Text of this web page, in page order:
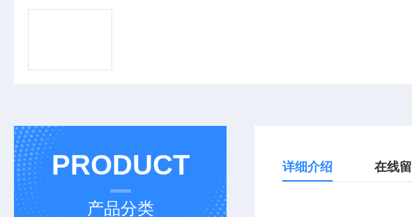
PRODUCT
产品分类
详细介绍 在线